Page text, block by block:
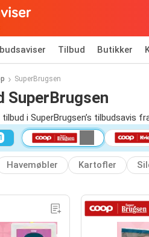
Tilbud Butikker
SuperBrugsen
SuperBrugsen
i SuperBrugsen’s tilbudsavis
Havemøbler Kartofler